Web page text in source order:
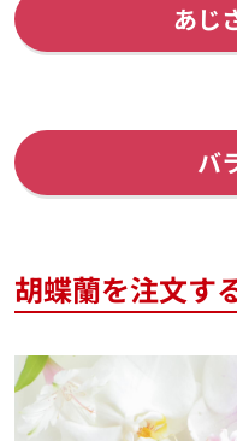
あじ
バ
胡蝶蘭を注文す